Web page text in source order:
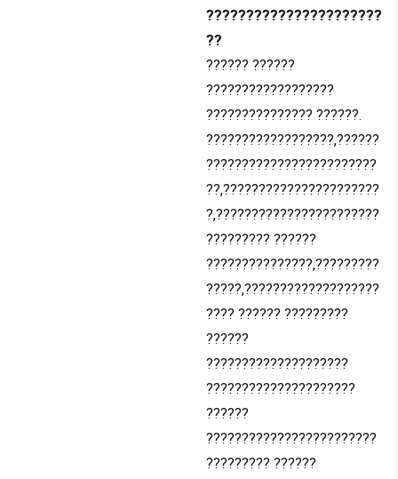
??????????????????????
??
?????? ??????
??????????????????
??????????????? ??????.
??????????????????,??????
????????????????????????
??,??????????????????????
?,???????????????????????
????????? ??????
???????????????,?????????
?????,???????????????????
???? ?????? ?????????
??????
????????????????????
?????????????????????
??????
????????????????????????
????????? ??????